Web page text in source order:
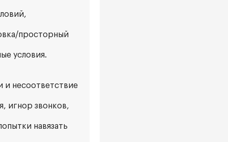
просторный
условия.
и несоответствие
игнор звонков,
навязать